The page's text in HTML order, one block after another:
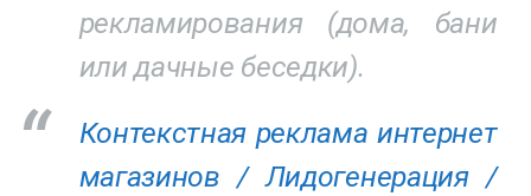
рекламирования (дома, бани
или дачные беседки).
Контекстная реклама интернет
магазинов /Лидогенерация /